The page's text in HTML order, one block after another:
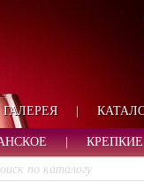
ГАЛЕРЕЯ |